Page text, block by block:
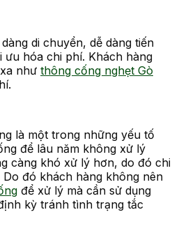
di chuyển, dễ dàng tiến
ưu hóa chi phí. Khách hàng
như thông cống nghẹt Gò
là một trong những yếu tố
để lâu năm không xử lý
càng khó xử lý hơn, do đó chi
đó khách hàng không nên
để xử lý mà cần sử dụng
kỳ tránh tình trạng tắc